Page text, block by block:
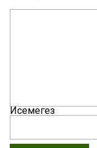
Исемегез